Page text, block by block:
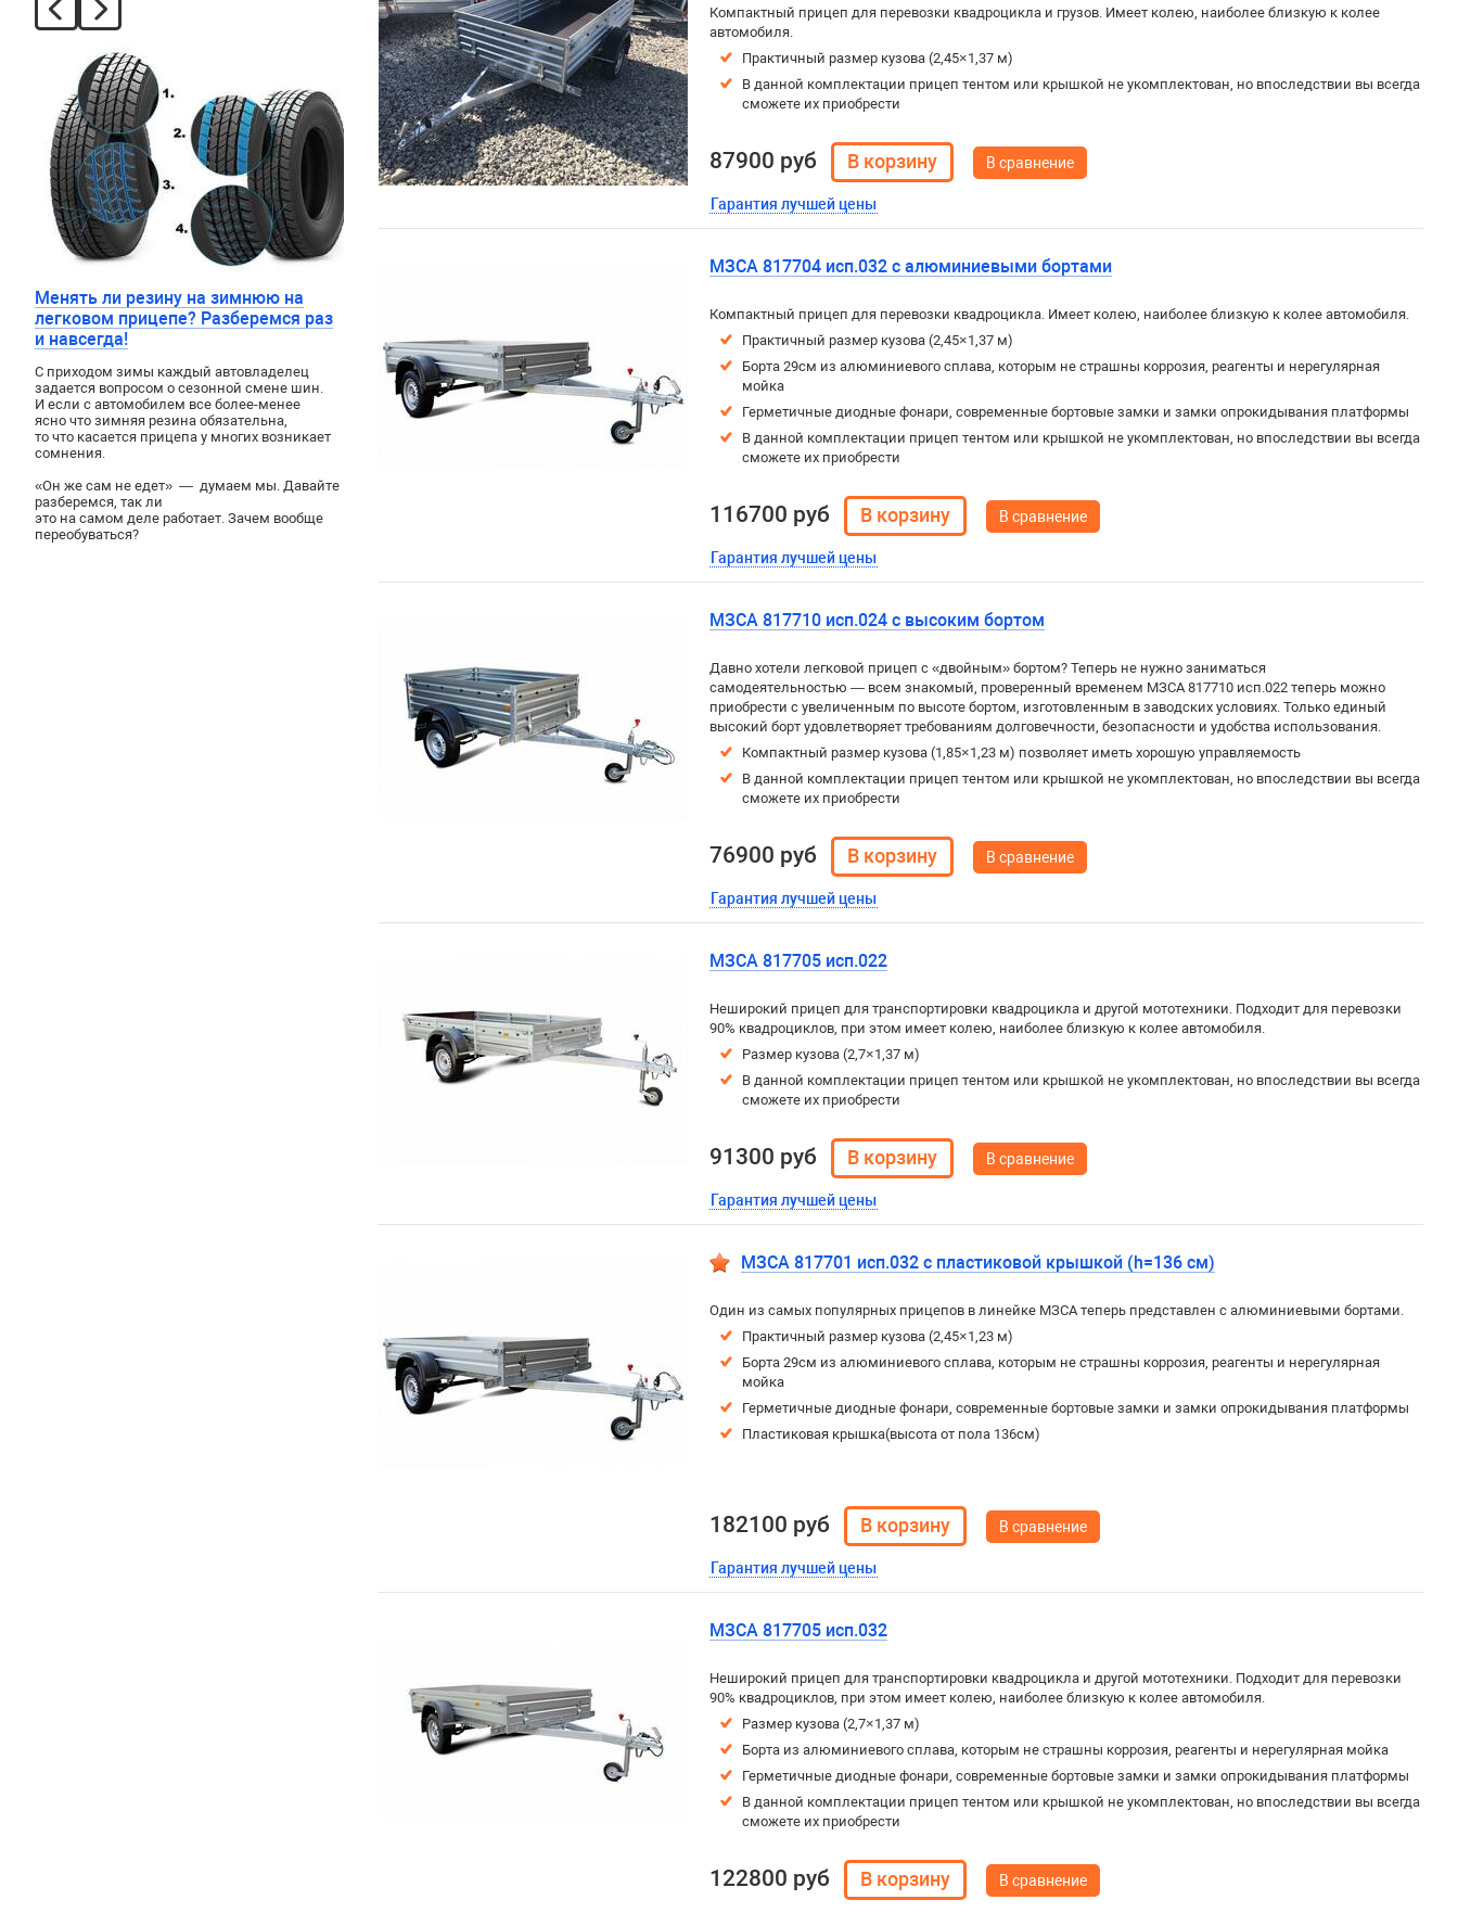
Компактный прицеп для перевозки квадроцикла и грузов. Имеет колею, наиболее близкую к колее
автомобиля.
Практичный размер кузова (2,45×1,37 м)
В данной комплектации прицеп тентом или крышкой не укомплектован, но впоследствии вы всегда
сможете их приобрести
87900 руб
Гарантия лучшей цены
В сравнение
МЗСА 817704 исп.032 с алюминиевыми бортами
Компактный прицеп для перевозки квадроцикла. Имеет колею, наиболее близкую к колее автомобиля.
Практичный размер кузова (2,45×1,37 м)
Борта 29см из алюминиевого сплава, которым не страшны коррозия, реагенты и нерегулярная
мойка
Герметичные диодные фонари, современные бортовые замки и замки опрокидывания платформы
В данной комплектации прицеп тентом или крышкой не укомплектован, но впоследствии вы всегда
сможете их приобрести
116700 руб
Гарантия лучшей цены
В сравнение
МЗСА 817710 исп.024 с высоким бортом
Давно хотели легковой прицеп с «двойным» бортом? Теперь не нужно заниматься
самодеятельностью — всем знакомый, проверенный временем МЗСА 817710 исп.022 теперь можно
приобрести с увеличенным по высоте бортом, изготовленным в заводских условиях. Только единый
высокий борт удовлетворяет требованиям долговечности, безопасности и удобства использования.
Компактный размер кузова (1,85×1,23 м) позволяет иметь хорошую управляемость
В данной комплектации прицеп тентом или крышкой не укомплектован, но впоследствии вы всегда
сможете их приобрести
76900 руб
Гарантия лучшей цены
В сравнение
МЗСА 817705 исп.022
Неширокий прицеп для транспортировки квадроцикла и другой мототехники. Подходит для перевозки
90% квадроциклов, при этом имеет колею, наиболее близкую к колее автомобиля.
Размер кузова (2,7×1,37 м)
В данной комплектации прицеп тентом или крышкой не укомплектован, но впоследствии вы всегда
сможете их приобрести
91300 руб
Гарантия лучшей цены
В сравнение
МЗСА 817701 исп.032 с пластиковой крышкой (h=136 см)
Один из самых популярных прицепов в линейке МЗСА теперь представлен с алюминиевыми бортами.
Практичный размер кузова (2,45×1,23 м)
Борта 29см из алюминиевого сплава, которым не страшны коррозия, реагенты и нерегулярная
мойка
Герметичные диодные фонари, современные бортовые замки и замки опрокидывания платформы
Пластиковая крышка(высота от пола 136см)
182100 руб
Гарантия лучшей цены
В сравнение
МЗСА 817705 исп.032
Неширокий прицеп для транспортировки квадроцикла и другой мототехники. Подходит для перевозки
90% квадроциклов, при этом имеет колею, наиболее близкую к колее автомобиля.
Размер кузова (2,7×1,37 м)
Борта из алюминиевого сплава, которым не страшны коррозия, реагенты и нерегулярная мойка
Герметичные диодные фонари, современные бортовые замки и замки опрокидывания платформы
В данной комплектации прицеп тентом или крышкой не укомплектован, но впоследствии вы всегда
сможете их приобрести
122800 руб В сравнение
Менять ли резину на зимнюю на
легковом прицепе? Разберемся раз
и навсегда!
С приходом зимы каждый автовладелец
задается вопросом о сезонной смене шин.
И если с автомобилем все более-менее
ясно что зимняя резина обязательна,
то что касается прицепа у многих возникает
сомнения.
«Он же сам не едет» — думаем мы. Давайте
разберемся, так ли
это на самом деле работает. Зачем вообще
переобуваться?